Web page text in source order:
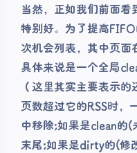
当然，正如我们前面
特别好。为了提高
次机会列表，其中页面
具体来说是一个全局
（这里其实主要表示
页数超过它的RSS时，
中移除;如果是clean的
末尾;如果是dirty的(修